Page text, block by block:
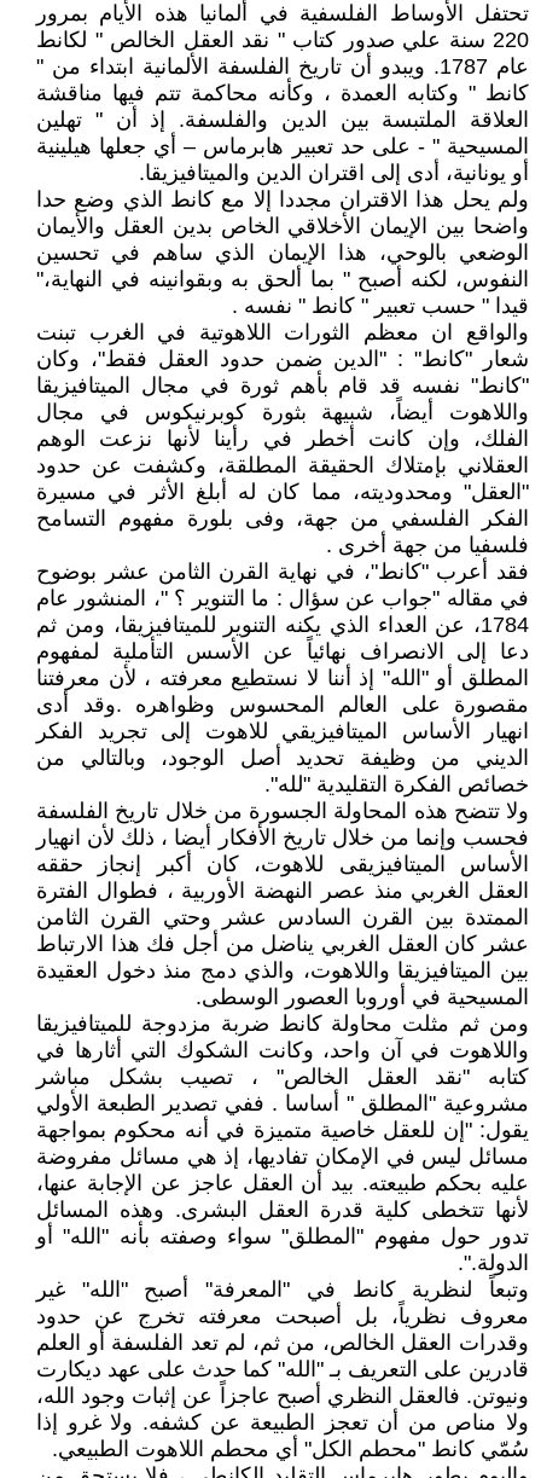
تحتفل الأوساط الفلسفية في ألمانيا هذه الأيام بمرور
220 سنة علي صدور كتاب " نقد العقل الخالص " لكانط
عام 1787. ويبدو أن تاريخ الفلسفة الألمانية ابتداء من "
كانط " وكتابه العمدة ، وكأنه محاكمة تتم فيها مناقشة
العلاقة الملتبسة بين الدين والفلسفة. إذ أن " تهلين
المسيحية " - على حد تعبير هابرماس – أي جعلها هيلينية
أو يونانية، أدى إلى اقتران الدين والميتافيزيقا.
ولم يحل هذا الاقتران مجددا إلا مع كانط الذي وضع حدا
واضحا بين الإيمان الأخلاقي الخاص بدين العقل والأيمان
الوضعي بالوحي، هذا الإيمان الذي ساهم في تحسين
النفوس، لكنه أصبح " بما ألحق به وبقوانينه في النهاية،"
قيدا " حسب تعبير " كانط " نفسه .
والواقع ان معظم الثورات اللاهوتية في الغرب تبنت
شعار "كانط" : "الدين ضمن حدود العقل فقط"، وكان
"كانط" نفسه قد قام بأهم ثورة في مجال الميتافيزيقا
واللاهوت أيضاً، شبيهة بثورة كوبرنيكوس في مجال
الفلك، وإن كانت أخطر في رأينا لأنها نزعت الوهم
العقلاني بإمتلاك الحقيقة المطلقة، وكشفت عن حدود
"العقل" ومحدوديته، مما كان له أبلغ الأثر في مسيرة
الفكر الفلسفي من جهة، وفى بلورة مفهوم التسامح
فلسفيا من جهة أخرى .
فقد أعرب "كانط"، في نهاية القرن الثامن عشر بوضوح
في مقاله "جواب عن سؤال : ما التنوير ؟ "، المنشور عام
1784، عن العداء الذي يكنه التنوير للميتافيزيقا، ومن ثم
دعا إلى الانصراف نهائياً عن الأسس التأملية لمفهوم
المطلق أو "الله" إذ أننا لا نستطيع معرفته ، لأن معرفتنا
مقصورة على العالم المحسوس وظواهره .وقد أدى
انهيار الأساس الميتافيزيقي للاهوت إلى تجريد الفكر
الديني من وظيفة تحديد أصل الوجود، وبالتالي من
خصائص الفكرة التقليدية "لله".
ولا تتضح هذه المحاولة الجسورة من خلال تاريخ الفلسفة
فحسب وإنما من خلال تاريخ الأفكار أيضا ، ذلك لأن انهيار
الأساس الميتافيزيقى للاهوت، كان أكبر إنجاز حققه
العقل الغربي منذ عصر النهضة الأوربية ، فطوال الفترة
الممتدة بين القرن السادس عشر وحتي القرن الثامن
عشر كان العقل الغربي يناضل من أجل فك هذا الارتباط
بين الميتافيزيقا واللاهوت، والذي دمج منذ دخول العقيدة
المسيحية في أوروبا العصور الوسطى.
ومن ثم مثلت محاولة كانط ضربة مزدوجة للميتافيزيقا
واللاهوت في آن واحد، وكانت الشكوك التي أثارها في
كتابه "نقد العقل الخالص" ، تصيب بشكل مباشر
مشروعية "المطلق " أساسا . ففي تصدير الطبعة الأولي
يقول: "إن للعقل خاصية متميزة في أنه محكوم بمواجهة
مسائل ليس في الإمكان تفاديها، إذ هي مسائل مفروضة
عليه بحكم طبيعته. بيد أن العقل عاجز عن الإجابة عنها،
لأنها تتخطى كلية قدرة العقل البشرى. وهذه المسائل
تدور حول مفهوم "المطلق" سواء وصفته بأنه "الله" أو
الدولة.".
وتبعاً لنظرية كانط في "المعرفة" أصبح "الله" غير
معروف نظرياً، بل أصبحت معرفته تخرج عن حدود
وقدرات العقل الخالص، من ثم، لم تعد الفلسفة أو العلم
قادرين على التعريف بـ "الله" كما حدث على عهد ديكارت
ونيوتن. فالعقل النظري أصبح عاجزاً عن إثبات وجود الله،
ولا مناص من أن تعجز الطبيعة عن كشفه. ولا غرو إذا
سُمّي كانط "محطم الكل" أي محطم اللاهوت الطبيعي.